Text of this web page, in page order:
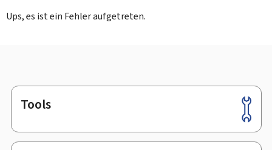
Ups, es ist ein Fehler aufgetreten.
Footer
Tools